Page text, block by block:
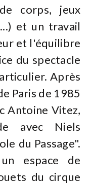
corps, jeux
et un travail
et l'équilibre
du spectacle
Après
Paris de 1985
Antoine Vitez,
avec Niels
du Passage".
espace de
du cirque